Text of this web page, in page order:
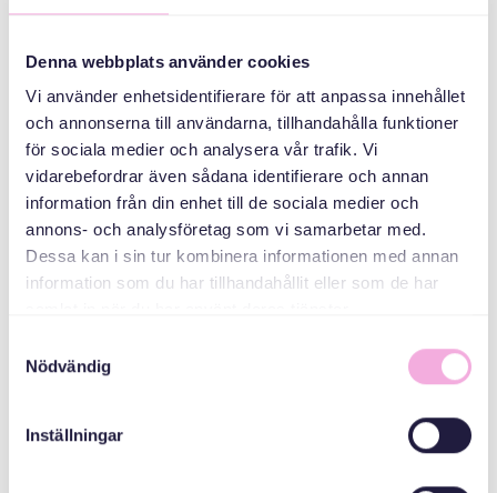
Denna webbplats använder cookies
Vi använder enhetsidentifierare för att anpassa innehållet
och annonserna till användarna, tillhandahålla funktioner
för sociala medier och analysera vår trafik. Vi
vidarebefordrar även sådana identifierare och annan
information från din enhet till de sociala medier och
annons- och analysföretag som vi samarbetar med.
Dessa kan i sin tur kombinera informationen med annan
information som du har tillhandahållit eller som de har
Nödvändig
Inställningar
MEDARRANGÖRER
Allmänna
arvsfonden